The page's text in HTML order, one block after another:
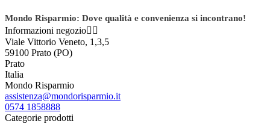
Mondo Risparmio: Dove qualità e convenienza si incontrano!
Informazioni negozio 
Viale Vittorio Veneto, 1,3,5
59100 Prato (PO)
Prato
Italia
Mondo Risparmio
assistenza@mondorisparmio.it
0574 1858888
Categorie prodotti